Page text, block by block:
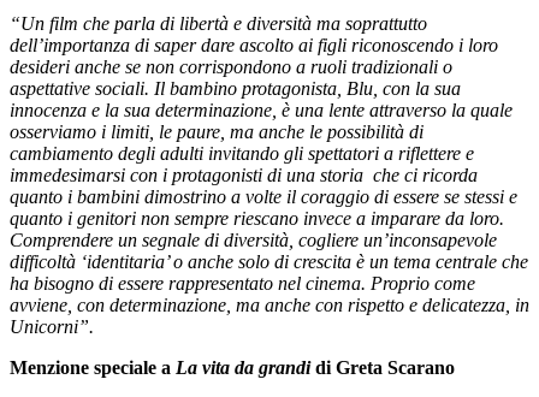
“Un film che parla di libertà e diversità ma soprattutto
dell’importanza di saper dare ascolto ai figli riconoscendo i loro
desideri anche se non corrispondono a ruoli tradizionali o
aspettative sociali. Il bambino protagonista, Blu, con la sua
innocenza e la sua determinazione, è una lente attraverso la quale
osserviamo i limiti, le paure, ma anche le possibilità di
cambiamento degli adulti invitando gli spettatori a riflettere e
immedesimarsi con i protagonisti di una storia che ci ricorda
quanto i bambini dimostrino a volte il coraggio di essere se stessi e
quanto i genitori non sempre riescano invece a imparare da loro.
Comprendere un segnale di diversità, cogliere un’inconsapevole
difficoltà ‘identitaria’ o anche solo di crescita è un tema centrale che
ha bisogno di essere rappresentato nel cinema. Proprio come
avviene, con determinazione, ma anche con rispetto e delicatezza, in
Unicorni”.
Menzione speciale a La vita da grandidi Greta Scarano